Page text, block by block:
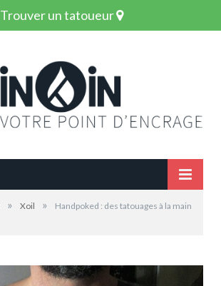
Trouver un tatoueur
» Xoil »
Handpoked : des tatouages à la main